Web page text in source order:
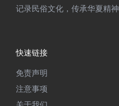
记录民俗文化，传承华夏精神
快速链接
免责声明
注意事项